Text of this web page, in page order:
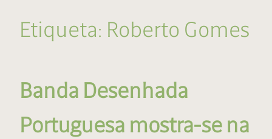
Etiqueta: Roberto Gomes
Banda Desenhada
Portuguesa mostra-se na